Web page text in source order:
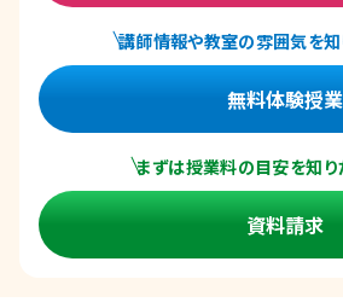
講師情報や教室の雰囲気を
無料体験授業
まずは授業料の目安を知
資料請求